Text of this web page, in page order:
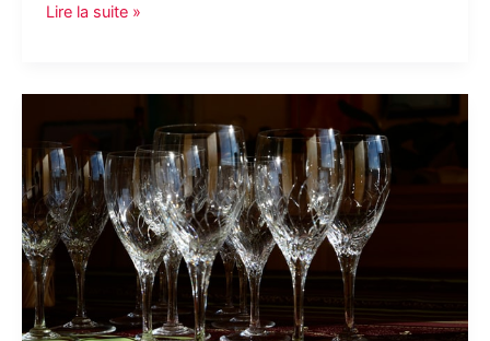
Besoin
fraiches
voyage,
prenez-
vous
une
glacière
à
compression
Lire la suite »